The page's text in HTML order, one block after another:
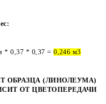
* 0,37 * 0,37 =0,246 м3
ОБРАЗЦА (ЛИНОЛЕУМА)
ОТ ЦВЕТОПЕРЕДАЧИ